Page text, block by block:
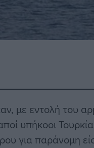
με εντολή του
υπήκοοι
για παράνομη